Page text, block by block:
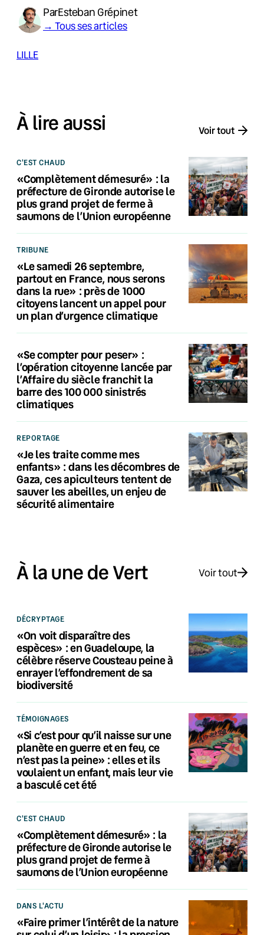
ParEsteban Grépinet
→ Tous ses articles
LILLE
À lire aussi Voir tout
C'EST CHAUD
«Complètement démesuré» : la
préfecture de Gironde autorise le
plus grand projet de ferme à
saumons de l’Union européenne
TRIBUNE
«Le samedi 26 septembre,
partout en France, nous serons
dans la rue» : près de 1000
citoyens lancent un appel pour
un plan d’urgence climatique
«Se compter pour peser» :
l’opération citoyenne lancée par
l’Affaire du siècle franchit la
barre des 100 000 sinistrés
climatiques
REPORTAGE
«Je les traite comme mes
enfants» : dans les décombres de
Gaza, ces apiculteurs tentent de
sauver les abeilles, un enjeu de
sécurité alimentaire
À la une de Vert Voir tout
DÉCRYPTAGE
«On voit disparaître des
espèces» : en Guadeloupe, la
célèbre réserve Cousteau peine à
enrayer l’effondrement de sa
biodiversité
TÉMOIGNAGES
«Si c’est pour qu’il naisse sur une
planète en guerre et en feu, ce
n’est pas la peine» : elles et ils
voulaient un enfant, mais leur vie
a basculé cet été
C'EST CHAUD
«Complètement démesuré» : la
préfecture de Gironde autorise le
plus grand projet de ferme à
saumons de l’Union européenne
DANS L'ACTU
«Faire primer l’intérêt de la nature